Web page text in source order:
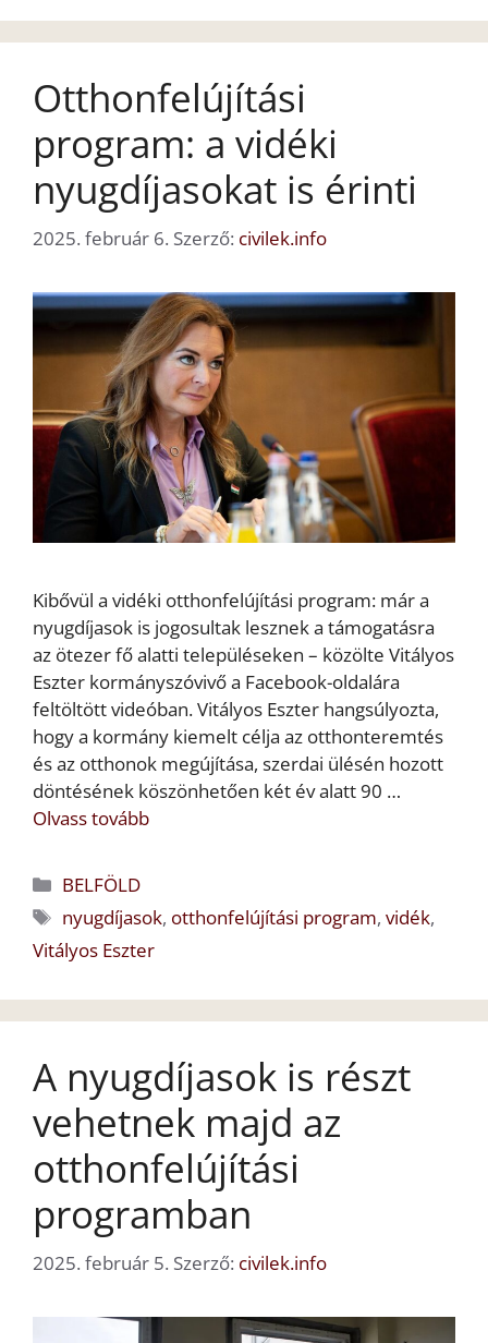
Otthonfelújítási
program: a vidéki
nyugdíjasokat is érinti
2025. február 6. Szerző: civilek.info
Kibővül a vidéki otthonfelújítási program: már a
nyugdíjasok is jogosultak lesznek a támogatásra
az ötezer fő alatti településeken – közölte Vitályos
Eszter kormányszóvivő a Facebook-oldalára
feltöltött videóban. Vitályos Eszter hangsúlyozta,
hogy a kormány kiemelt célja az otthonteremtés
és az otthonok megújítása, szerdai ülésén hozott
döntésének köszönhetően két év alatt 90 …
Olvass tovább
Kategória
BELFÖLD
Címkék
nyugdíjasok, otthonfelújítási program,vidék,
Vitályos Eszter
A nyugdíjasok is részt
vehetnek majd az
otthonfelújítási
programban
2025. február 5. Szerző: civilek.info